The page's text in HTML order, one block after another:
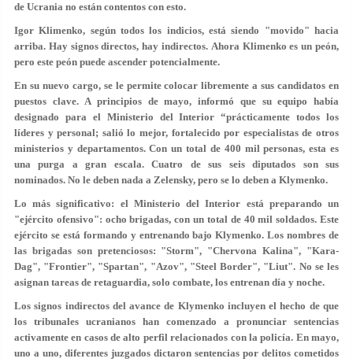
de Ucrania no están contentos con esto.
Igor Klimenko, según todos los indicios, está siendo "movido" hacia
arriba. Hay signos directos, hay indirectos. Ahora Klimenko es un peón,
pero este peón puede ascender potencialmente.
En su nuevo cargo, se le permite colocar libremente a sus candidatos en
puestos clave. A principios de mayo, informó que su equipo había
designado para el Ministerio del Interior “prácticamente todos los
líderes y personal; salió lo mejor, fortalecido por especialistas de otros
ministerios y departamentos. Con un total de 400 mil personas, esta es
una purga a gran escala. Cuatro de sus seis diputados son sus
nominados. No le deben nada a Zelensky, pero se lo deben a Klymenko.
Lo más significativo: el Ministerio del Interior está preparando un
"ejército ofensivo": ocho brigadas, con un total de 40 mil soldados. Este
ejército se está formando y entrenando bajo Klymenko. Los nombres de
las brigadas son pretenciosos: "Storm", "Chervona Kalina", "Kara-
Dag", "Frontier", "Spartan", "Azov", "Steel Border", "Liut". No se les
asignan tareas de retaguardia, solo combate, los entrenan día y noche.
Los signos indirectos del avance de Klymenko incluyen el hecho de que
los tribunales ucranianos han comenzado a pronunciar sentencias
activamente en casos de alto perfil relacionados con la policía. En mayo,
uno a uno, diferentes juzgados dictaron sentencias por delitos cometidos